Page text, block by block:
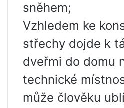
sněhem;
Vzhledem ke
střechy dojde k
dveřmi do domu
technické
může člověku